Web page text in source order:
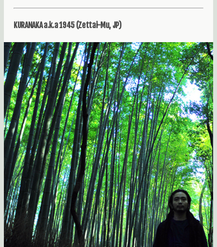
KURANAKA a.k.a 1945 (Zettai-Mu, JP)